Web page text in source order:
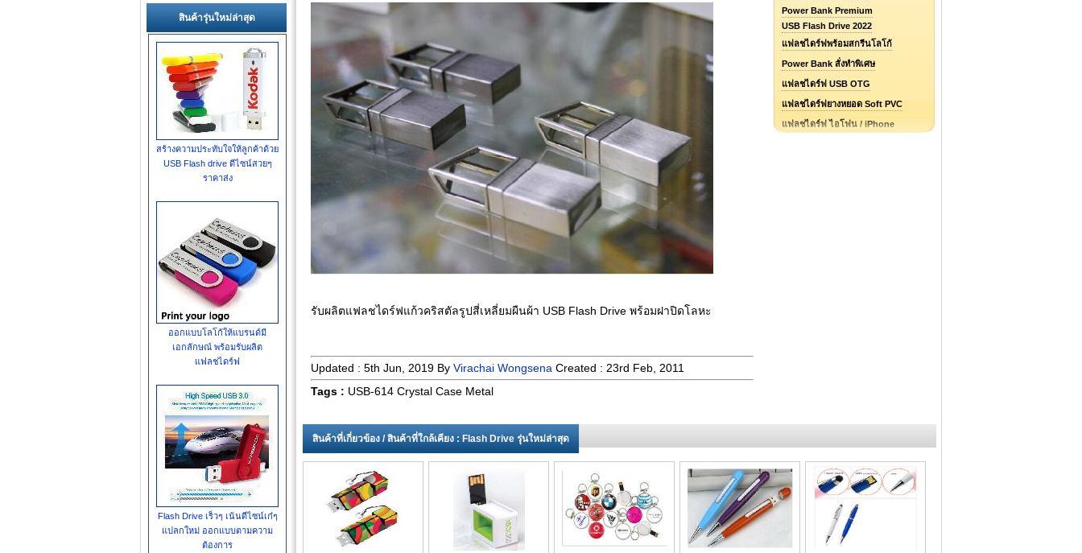
รับผลิตแฟลชไดร์ฟแก้วคริสตัลรูปสี่เหลี่ยมผืนผ้า USB Flash Drive พร้อมฝาปิดโลหะ
Updated : 5th Jun, 2019 By Virachai Wongsena Created : 23rd Feb, 2011
Tags : USB-614 Crystal Case Metal
Power Bank Premium
USB Flash Drive 2022
แฟลชไดร์ฟพร้อมสกรีนโลโก้
Power Bank สั่งทำพิเศษ
แฟลชไดร์ฟ USB OTG
แฟลชไดร์ฟยางหยอด Soft PVC
แฟลชไดร์ฟ ไอโฟน / iPhone
สินค้าที่เกี่ยวข้อง / สินค้าที่ใกล้เคียง : Flash Drive รุ่นใหม่ล่าสุด
สินค้ารุ่นใหม่ล่าสุด
สร้างความประทับใจให้ลูกค้าด้วย
USB Flash drive ดีไซน์สวยๆ
ราคาส่ง
ออกแบบโลโก้ให้แบรนด์มี
เอกลักษณ์ พร้อมรับผลิต
แฟลชไดร์ฟ
Flash Drive เร็วๆ เน้นดีไซน์เก๋ๆ
แปลกใหม่ ออกแบบตามความ
ต้องการ